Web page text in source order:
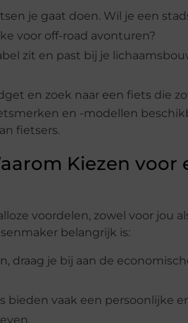
je gaat doen. Wil je een
voor off-road avonturen?
zit en past bij je
en zoek naar een fiets die
en -modellen
fietsers.
Kiezen voor
voordelen, zowel voor jou
belangrijk is:
draag je bij aan de
bieden vaak een persoonlijke